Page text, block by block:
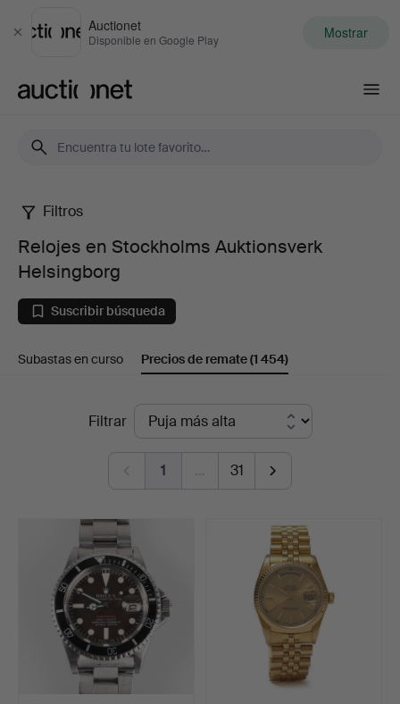
Cerrar
Auctionet
Disponible en Google Play Mostrar
Relojes
en
Stockholms
Auktionsverk
Filtros
Relojes en Stockholms Auktionsverk
Helsingborg
Suscribir búsqueda
Subastas en curso Precios de remate(1 454)
Filtrar
1 … 31